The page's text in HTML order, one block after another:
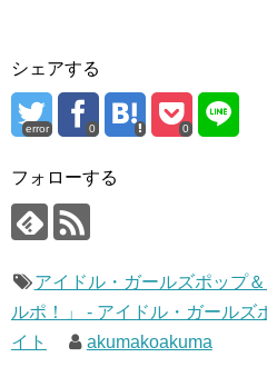
シェアする
error 0 0
フォローする
アイドル・ガールズポップ
ルポ！」 - アイドル・ガールズ
イト
akumakoakuma